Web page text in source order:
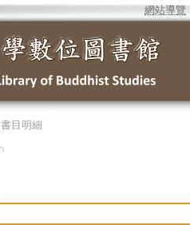
網站導覽
書目明細